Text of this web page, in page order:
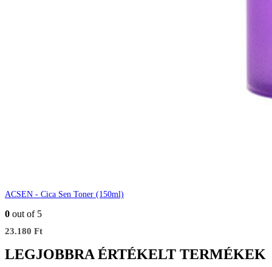
ACSEN - Cica Sen Toner (150ml)
0 out of 5
23.180 Ft
LEGJOBBRA ÉRTÉKELT TERMÉKEK